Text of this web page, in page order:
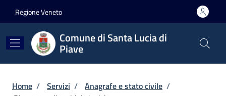
Regione Veneto
Comune di Santa Lucia di
Piave
Briciole di pane
Home / Servizi / Anagrafe e stato civile /